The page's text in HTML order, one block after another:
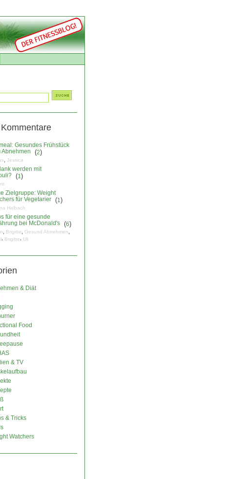
Gesundes Frühstück
Abnehmen (2)
Jessica
werden mit
(1 )
Zielgruppe: Weight
für Vegetarier (1 )
Halbach
für eine gesunde
bei McDonald's (6)
Brigitte Gesund Abnehmen
, Brigitte, Uli
& Diät
Food
& TV
& Tricks
Watchers